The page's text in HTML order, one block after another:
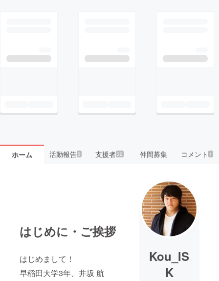
ホーム 活動報告3 支援者32 仲間募集 コメント 1
はじめに・ご挨拶
はじめまして！
早稲田大学3年、井坂 航
Kou_IS
K